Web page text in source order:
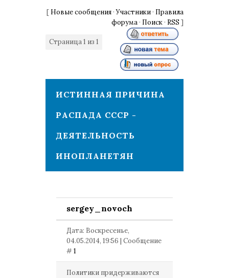
[ Новые сообщения ·Участники · Правила
форума · Поиск · RSS ]
Страница1 из 1
ИСТИННАЯ ПРИЧИНА
РАСПАДА СССР -
ДЕЯТЕЛЬНОСТЬ
ИНОПЛАНЕТЯН
sergey_novoch
Дата: Воскресенье,
04.05.2014, 19:56 | Сообщение
#1
Политики придерживаются